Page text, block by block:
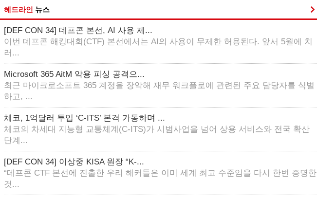
헤드라인 뉴스
[DEF CON 34] 데프콘 본선, AI 사용 제...
이번 데프콘 해킹대회(CTF) 본선에서는 AI의 사용이 무제한 허용된다. 앞서 5월에 치
러...
Microsoft 365 AitM 악용 피싱 공격으...
최근 마이크로소프트 365 계정을 장악해 재무 워크플로에 관련된 주요 담당자를 식별
하고, ...
체코, 1억달러 투입 ‘C-ITS’ 본격 가동하며 ...
체코의 차세대 지능형 교통체계(C-ITS)가 시범사업을 넘어 상용 서비스와 전국 확산
단계...
[DEF CON 34] 이상중 KISA 원장 “K-...
“데프콘 CTF 본선에 진출한 우리 해커들은 이미 세계 최고 수준임을 다시 한번 증명한
것...